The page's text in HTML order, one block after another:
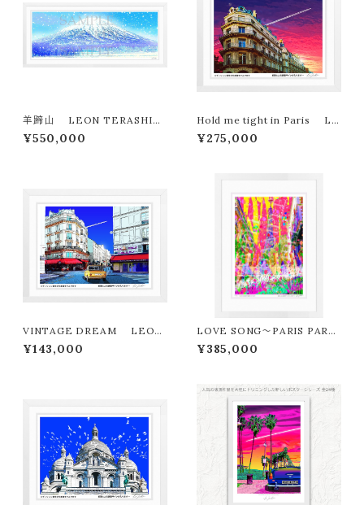
羊蹄山 LEON TERASHIM
A版画作品77作限定（オンライン
限定特典付き作品〉
¥550,000
Hold me tight in Paris LE
ON TERASHIMA版画作品18
0作限定
¥275,000
VINTAGE DREAM LEON
TERASHIMA版画作品180作
限定
¥143,000
LOVE SONG～PARIS PART
Y LEON TERASHIMA版画
作品77作限定（オンライン限定特
¥385,000